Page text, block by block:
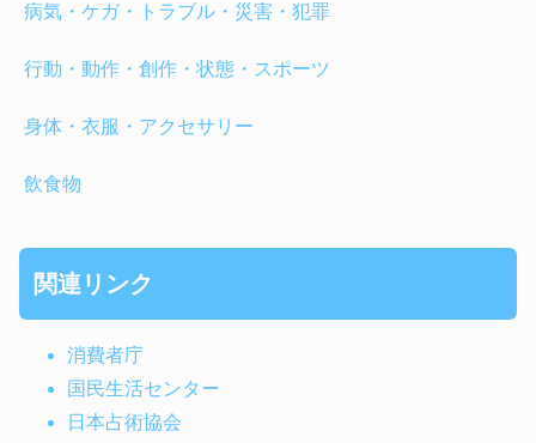
病気・ケガ・トラブル・災害・犯罪
行動・動作・創作・状態・スポーツ
身体・衣服・アクセサリー
飲食物
関連リンク
消費者庁
国民生活センター
日本占術協会